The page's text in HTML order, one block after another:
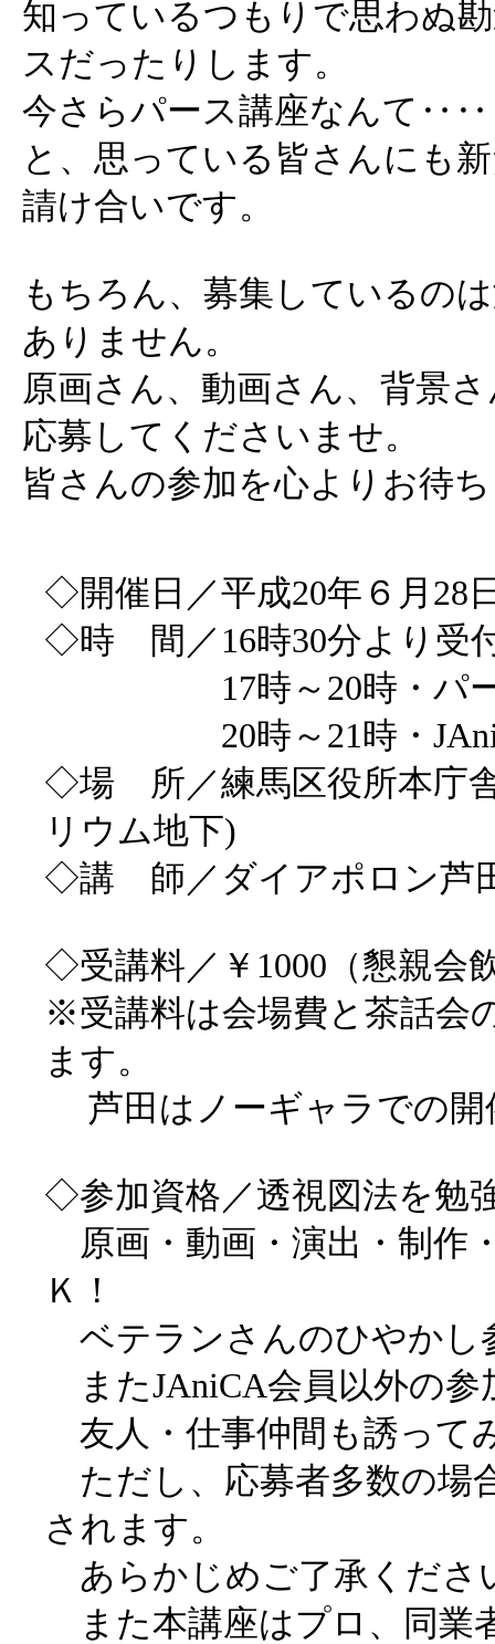
知っているつもりで思わぬ
スだったりします。
今さらパース講座なんて‥‥
と、思っている皆さんにも
請け合いです。
もちろん、募集しているの
ありません。
原画さん、動画さん、背景
応募してくださいませ。
皆さんの参加を心よりお待
◇開催日／平成20年６月28
◇時 間／16時30分より受
17時～20時・パー
20時～21時・
◇場 所／練馬区役所本庁
リウム地下)
◇講 師／ダイアポロン芦
◇受講料／￥1000（懇親会
※受講料は会場費と茶話会
ます。
芦田はノーギャラでの開
◇参加資格／透視図法を勉
原画・動画・演出・制作
Ｋ！
ベテランさんのひやかし
またJAniCA会員以外の参
友人・仕事仲間も誘って
ただし、応募者多数の場
されます。
あらかじめご了承くださ
また本講座はプロ、同業